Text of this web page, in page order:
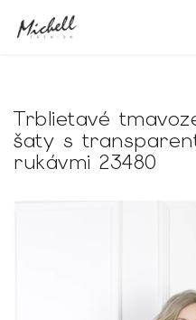
Trblietavé
šaty s
rukávmi 23480